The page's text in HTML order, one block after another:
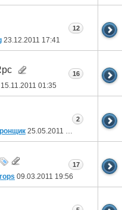
23.12.2011 17:41
12
15.11.2011 01:35
16
25.05.2011 10:47
2
09.03.2011 19:56
17